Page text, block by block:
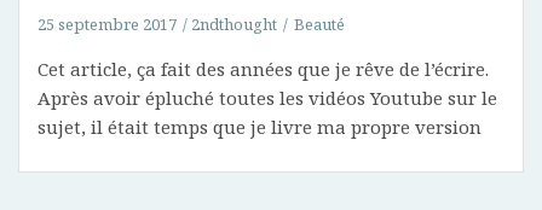
25 septembre 2017 2ndthought Beauté
Cet article, ça fait des années que je rêve de l’écrire.
Après avoir épluché toutes les vidéos Youtube sur le
sujet, il était temps que je livre ma propre version